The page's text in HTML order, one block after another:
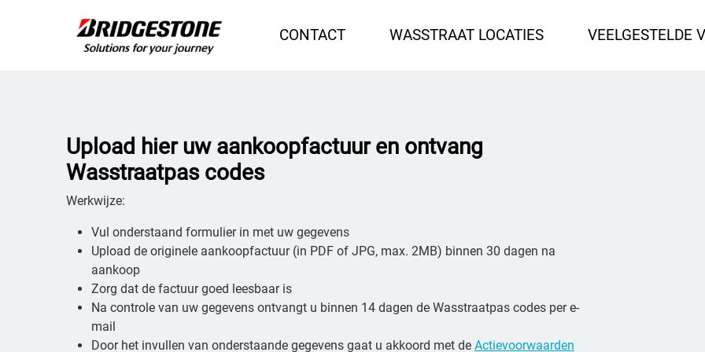
CONTACT WASSTRAAT LOCATIES VEELGESTELDE
Upload hier uw aankoopfactuur en ontvang
Wasstraatpas codes
Werkwijze:
Vul onderstaand formulier in met uw gegevens
Upload de originele aankoopfactuur (in PDF of JPG, max. 2MB) binnen 30 dagen na
aankoop
Zorg dat de factuur goed leesbaar is
Na controle van uw gegevens ontvangt u binnen 14 dagen de Wasstraatpas codes per e-
mail
Door het invullen van onderstaande gegevens gaat u akkoord met de Actievoorwaarden